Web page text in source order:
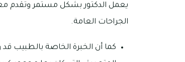
يعمل الدكتور بشكل مستمر وتقدم
الجراحات العامة.